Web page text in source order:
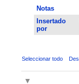
Notas
Insertado
por
Seleccionar todo